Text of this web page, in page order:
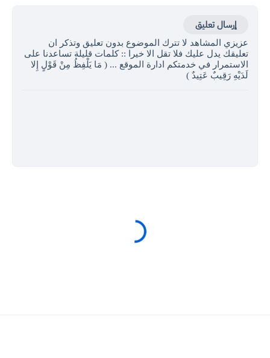
إرسال تعليق
عزيزي المشاهد لا تترك الموضوع بدون تعليق وتذكر ان
تعليقك يدل عليك فلا تقل الا خيرا :: كلمات قليلة تساعدنا على
الاستمرار في خدمتكم ادارة الموقع ... ( مَا يَلْفِظُ مِنْ قَوْلٍ إِلا
لَدَيْهِ رَقِيبٌ عَتِيدٌ )